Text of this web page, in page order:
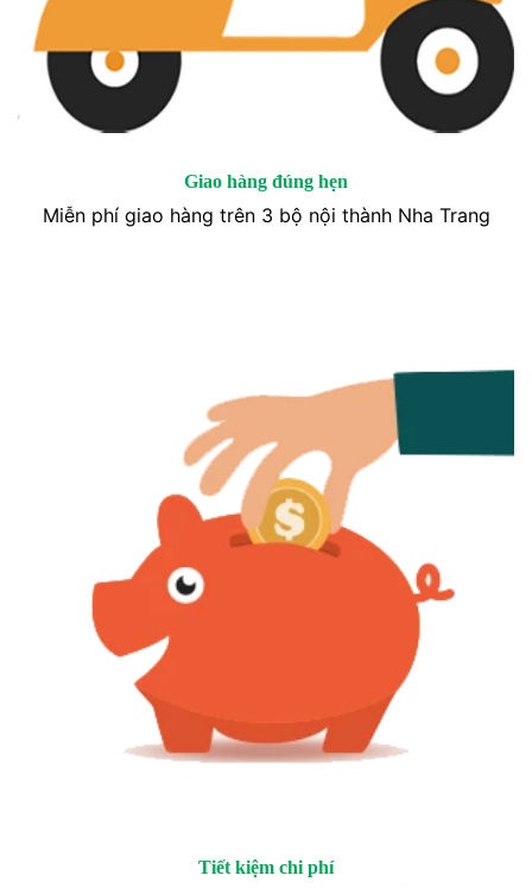
Giao hàng đúng hẹn
Miễn phí giao hàng trên 3 bộ nội thành Nha Trang
Tiết kiệm chi phí